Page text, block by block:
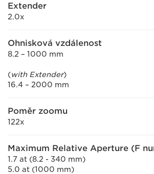
Extender
2.0x
Ohnisková vzdálenost
8.2 – 1000 mm
(with Extender)
16.4 – 2000 mm
Poměr zoomu
122x
Maximum Relative Aperture (F
1.7 at (8.2 - 340 mm)
5.0 at (1000 mm)